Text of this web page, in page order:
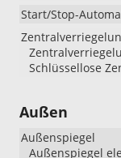
Start/Stop-
Schlüssellose
Außen
Außenspiegel
Außenspiegel